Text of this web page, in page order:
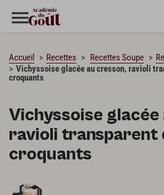
Accueil Recettes Recettes Soupe
Vichyssoise glacée au cresson, ravioli
croquants
Vichyssoise
ravioli transparent
croquants
CHARGEMENT…